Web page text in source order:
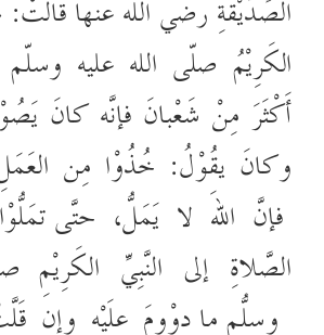
الصِّدِّيْقَةِ رضي الله عنهاقالتْ:
الكَرِيْمُ صلّى الله عليه وسلّم
أَكْثَرَ مِنْ شَعْبانَ فإنَّه كانَ
وكانَ يقُوْلُ: خُذُوْا مِن
فإنَّ اللهَ لا يَمَلُّ، حتّى
الصَّلاةِ إلى النَّبِيِّ الكَرِيْمِ
وسلّم ما دُوْوِمَ علَيْه وإِن